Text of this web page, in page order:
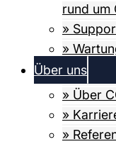
rund um
»
»
Über uns
» Über
»
»